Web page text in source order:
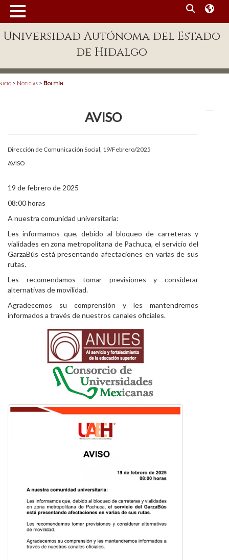
Enlaces
Publicaciones en línea
Alumnado
Aspirantes
Personal
Alumni
Visitantes
Universidad Autónoma del Estado
de Hidalgo
> Noticias > Boletín
AVISO
Dirección de Comunicación Social, 19/Febrero/2025
AVISO
19 de febrero de 2025
08:00 horas
A nuestra comunidad universitaria:
Les informamos que, debido al bloqueo de carreteras y
vialidades en zona metropolitana de Pachuca, el servicio del
GarzaBús está presentando afectaciones en varias de sus
rutas.
Les recomendamos tomar previsiones y considerar
alternativas de movilidad.
Agradecemos su comprensión y les mantendremos
informados a través de nuestros canales oficiales.